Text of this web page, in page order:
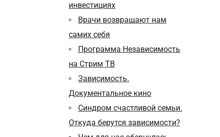
инвестициях
Врачи возвращают нам
самих себя
Программа Независимость
на Стрим ТВ
Зависимость.
Документальное кино
Синдром счастливой семьи.
Откуда берутся зависимости?